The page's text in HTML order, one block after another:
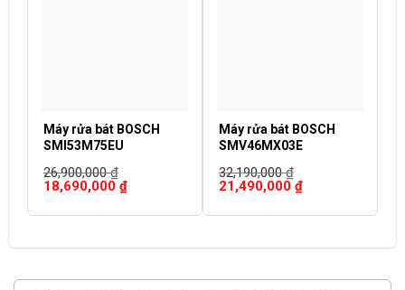
Máy rửa bát BOSCH
SMI53M75EU
26,900,000₫
Giá
gốc
là:
18,690,000 ₫Giá
tại
Máy rửa bát BOSCH
SMV46MX03E
32,190,000₫
Giá
gốc
là:
21,490,000 ₫Giá
tại